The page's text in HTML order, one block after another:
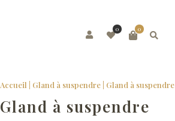
0
0
Accueil Gland à suspendre Gland à suspendre
Gland à suspendre